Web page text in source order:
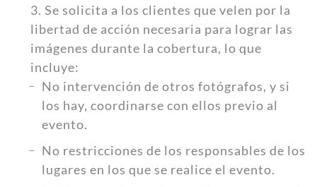
3. Se solicita a los clientes que velen por la
libertad de acción necesaria para lograr las
imágenes durante la cobertura, lo que
incluye:
No intervención de otros fotógrafos, y si
los hay, coordinarse con ellos previo al
evento.
No restricciones de los responsables de los
lugares en los que se realice el evento.